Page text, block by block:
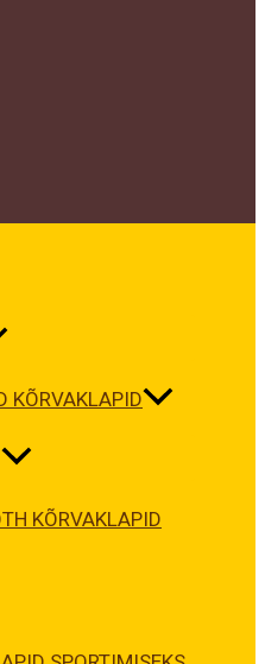
KÕRVAKLAPID
KÕRVAKLAPID